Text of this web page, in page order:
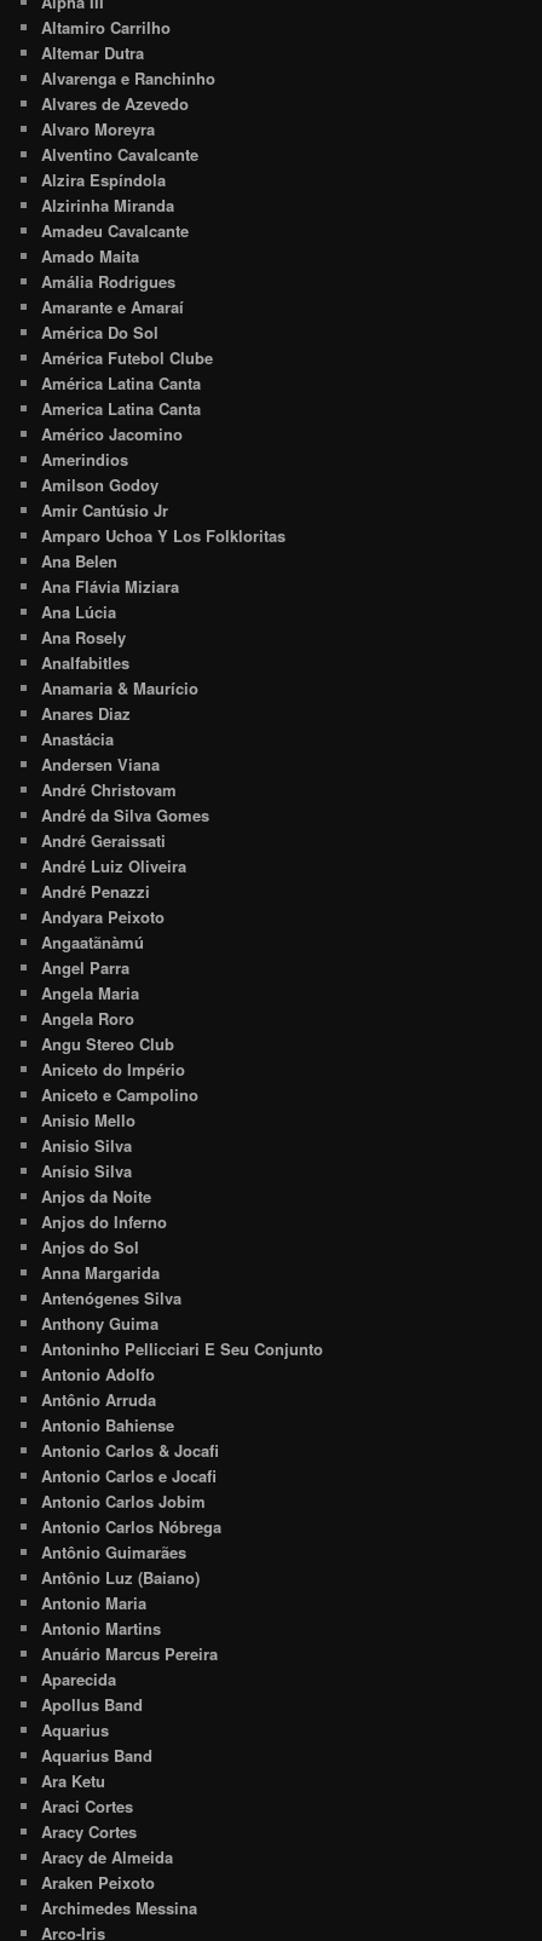
Altamiro Carrilho
Altemar Dutra
Alvarenga e Ranchinho
Alvares de Azevedo
Alvaro Moreyra
Alventino Cavalcante
Alzira Espíndola
Alzirinha Miranda
Amadeu Cavalcante
Amado Maita
Amália Rodrigues
Amarante e Amaraí
América Do Sol
América Futebol Clube
América Latina Canta
America Latina Canta
Américo Jacomino
Amerindios
Amilson Godoy
Amir Cantúsio Jr
Amparo Uchoa Y Los Folkloritas
Ana Belen
Ana Flávia Miziara
Ana Lúcia
Ana Rosely
Analfabitles
Anamaria & Maurício
Anares Diaz
Anastácia
Andersen Viana
André Christovam
André da Silva Gomes
André Geraissati
André Luiz Oliveira
André Penazzi
Andyara Peixoto
Angaatãnàmú
Angel Parra
Angela Maria
Angela Roro
Angu Stereo Club
Aniceto do Império
Aniceto e Campolino
Anisio Mello
Anisio Silva
Anísio Silva
Anjos da Noite
Anjos do Inferno
Anjos do Sol
Anna Margarida
Antenógenes Silva
Anthony Guima
Antoninho Pellicciari E Seu Conjunto
Antonio Adolfo
Antônio Arruda
Antonio Bahiense
Antonio Carlos & Jocafi
Antonio Carlos e Jocafi
Antonio Carlos Jobim
Antonio Carlos Nóbrega
Antônio Guimarães
Antônio Luz (Baiano)
Antonio Maria
Antonio Martins
Anuário Marcus Pereira
Aparecida
Apollus Band
Aquarius
Aquarius Band
Ara Ketu
Araci Cortes
Aracy Cortes
Aracy de Almeida
Araken Peixoto
Archimedes Messina
Arco-Iris